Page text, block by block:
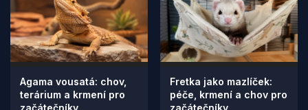
Agama vousatá: chov,
terárium a krmení pro
začátečníky
Fretka jako mazlíček:
péče, krmení a chov pro
začátečníky